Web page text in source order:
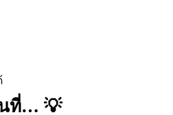
ที่… 💡